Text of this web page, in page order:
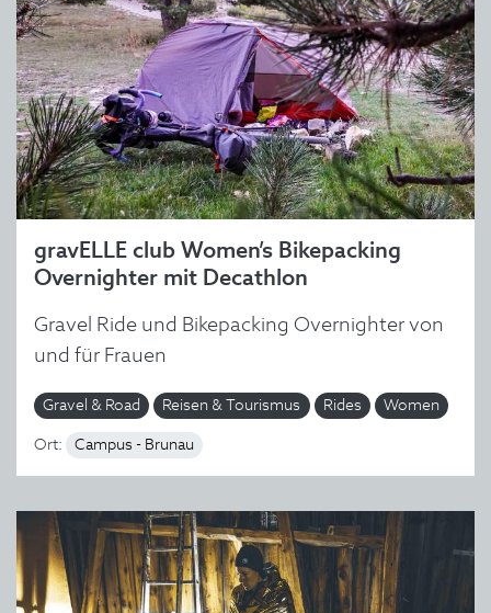
gravELLE club Women’s Bikepacking
Overnighter mit Decathlon
Gravel Ride und Bikepacking Overnighter von
und für Frauen
Gravel & Road Reisen & Tourismus Rides Women
Ort: Campus - Brunau